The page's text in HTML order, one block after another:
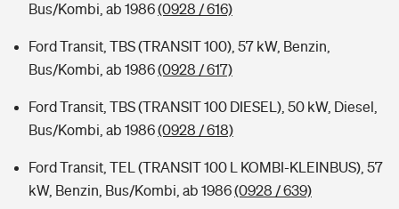
Bus/Kombi, ab 1986(0928 / 616)
Ford Transit, TBS (TRANSIT 100), 57 kW, Benzin,
Bus/Kombi, ab 1986(0928 / 617)
Ford Transit, TBS (TRANSIT 100 DIESEL), 50 kW, Diesel,
Bus/Kombi, ab 1986(0928 / 618)
Ford Transit, TEL (TRANSIT 100 L KOMBI-KLEINBUS), 57
kW, Benzin, Bus/Kombi, ab 1986(0928 / 639)